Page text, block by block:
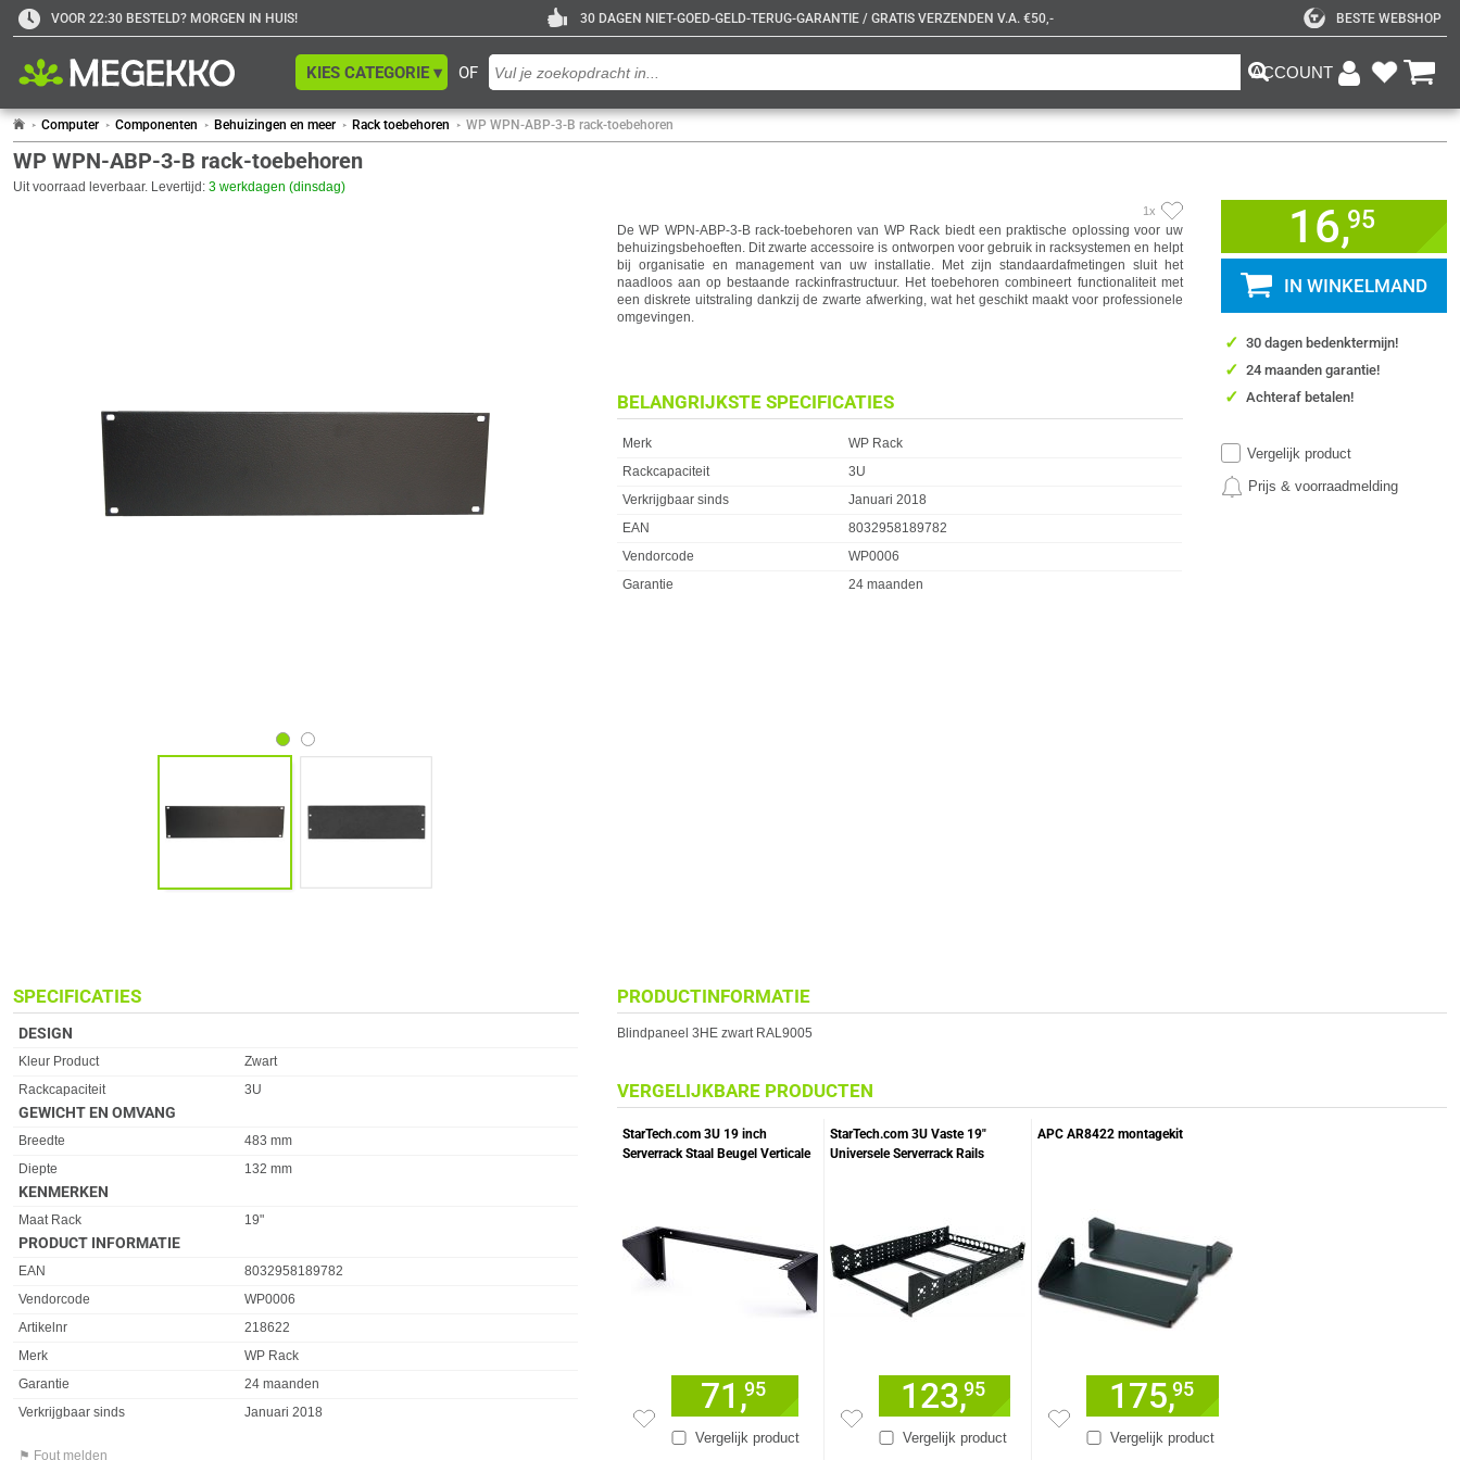
VOOR 22:30 BESTELD? MORGEN IN HUIS! 30 DAGEN NIET-GOED-GELD-TERUG-GARANTIE / GRATIS VERZENDEN V.A. €50,- BESTE WEBSHOP
OF
KIES CATEGORIE ▾ ACCOUNT
Computer Componenten Behuizingen en meer Rack toebehoren WP WPN-ABP-3-B rack-toebehoren
WP WPN-ABP-3-B rack-toebehoren
Uit voorraad leverbaar. Levertijd: 3 werkdagen (dinsdag)
1x
De WP WPN-ABP-3-B rack-toebehoren van WP Rack biedt een praktische oplossing voor uw
behuizingsbehoeften. Dit zwarte accessoire is ontworpen voor gebruik in racksystemen en helpt
bij organisatie en management van uw installatie. Met zijn standaardafmetingen sluit het
naadloos aan op bestaande rackinfrastructuur. Het toebehoren combineert functionaliteit met
een diskrete uitstraling dankzij de zwarte afwerking, wat het geschikt maakt voor professionele
omgevingen.
BELANGRIJKSTE SPECIFICATIES
Eigenschap
Merk
WP Rack
Rackcapaciteit
3U
Verkrijgbaar sinds
Januari 2018
EAN
8032958189782
Vendorcode
WP0006
Garantie
24 maanden
16,95
IN WINKELMAND
✓ 30 dagen bedenktermijn!
✓ 24 maanden garantie!
✓ Achteraf betalen!
Vergelijk product
Prijs & voorraadmelding
SPECIFICATIES
DESIGN
Eigenschap Waarde
Kleur Product
Zwart
Rackcapaciteit
3U
GEWICHT EN OMVANG
Eigenschap
Breedte
483 mm
Diepte
132 mm
KENMERKEN
Eigenschap
Maat Rack 19"
PRODUCT INFORMATIE
EAN
8032958189782
Vendorcode
WP0006
Artikelnr
218622
Merk
WP Rack
Garantie
24 maanden
Verkrijgbaar sinds
Januari 2018
⚑ Fout melden
PRODUCTINFORMATIE
Blindpaneel 3HE zwart RAL9005
VERGELIJKBARE PRODUCTEN
StarTech.com 3U 19 inch
Serverrack Staal Beugel Verticale
Vergelijk product
71,95
StarTech.com 3U Vaste 19"
Universele Serverrack Rails
Vergelijk product
123,95
APC AR8422 montagekit
Vergelijk product
175,95